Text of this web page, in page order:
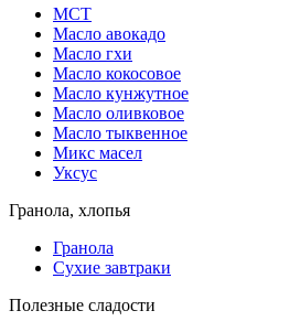
МСТ
Масло авокадо
Масло гхи
Масло кокосовое
Масло кунжутное
Масло оливковое
Масло тыквенное
Микс масел
Уксус
Гранола, хлопья
Гранола
Сухие завтраки
Полезные сладости